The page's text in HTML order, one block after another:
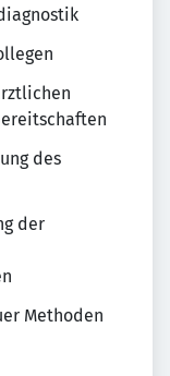
des
der
Methoden